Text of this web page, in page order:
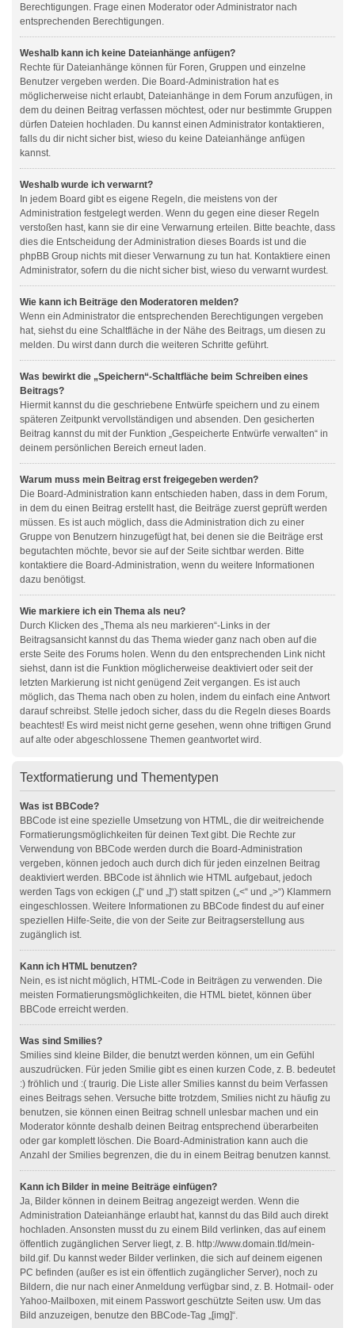
Berechtigungen. Frage einen Moderator oder Administrator nach
entsprechenden Berechtigungen.
Weshalb kann ich keine Dateianhänge anfügen?
Rechte für Dateianhänge können für Foren, Gruppen und einzelne
Benutzer vergeben werden. Die Board-Administration hat es
möglicherweise nicht erlaubt, Dateianhänge in dem Forum anzufügen, in
dem du deinen Beitrag verfassen möchtest, oder nur bestimmte Gruppen
dürfen Dateien hochladen. Du kannst einen Administrator kontaktieren,
falls du dir nicht sicher bist, wieso du keine Dateianhänge anfügen
kannst.
Weshalb wurde ich verwarnt?
In jedem Board gibt es eigene Regeln, die meistens von der
Administration festgelegt werden. Wenn du gegen eine dieser Regeln
verstoßen hast, kann sie dir eine Verwarnung erteilen. Bitte beachte, dass
dies die Entscheidung der Administration dieses Boards ist und die
phpBB Group nichts mit dieser Verwarnung zu tun hat. Kontaktiere einen
Administrator, sofern du die nicht sicher bist, wieso du verwarnt wurdest.
Wie kann ich Beiträge den Moderatoren melden?
Wenn ein Administrator die entsprechenden Berechtigungen vergeben
hat, siehst du eine Schaltfläche in der Nähe des Beitrags, um diesen zu
melden. Du wirst dann durch die weiteren Schritte geführt.
Was bewirkt die „Speichern“-Schaltfläche beim Schreiben eines
Beitrags?
Hiermit kannst du die geschriebene Entwürfe speichern und zu einem
späteren Zeitpunkt vervollständigen und absenden. Den gesicherten
Beitrag kannst du mit der Funktion „Gespeicherte Entwürfe verwalten“ in
deinem persönlichen Bereich erneut laden.
Warum muss mein Beitrag erst freigegeben werden?
Die Board-Administration kann entschieden haben, dass in dem Forum,
in dem du einen Beitrag erstellt hast, die Beiträge zuerst geprüft werden
müssen. Es ist auch möglich, dass die Administration dich zu einer
Gruppe von Benutzern hinzugefügt hat, bei denen sie die Beiträge erst
begutachten möchte, bevor sie auf der Seite sichtbar werden. Bitte
kontaktiere die Board-Administration, wenn du weitere Informationen
dazu benötigst.
Wie markiere ich ein Thema als neu?
Durch Klicken des „Thema als neu markieren“-Links in der
Beitragsansicht kannst du das Thema wieder ganz nach oben auf die
erste Seite des Forums holen. Wenn du den entsprechenden Link nicht
siehst, dann ist die Funktion möglicherweise deaktiviert oder seit der
letzten Markierung ist nicht genügend Zeit vergangen. Es ist auch
möglich, das Thema nach oben zu holen, indem du einfach eine Antwort
darauf schreibst. Stelle jedoch sicher, dass du die Regeln dieses Boards
beachtest! Es wird meist nicht gerne gesehen, wenn ohne triftigen Grund
auf alte oder abgeschlossene Themen geantwortet wird.
Textformatierung und Thementypen
Was ist BBCode?
BBCode ist eine spezielle Umsetzung von HTML, die dir weitreichende
Formatierungsmöglichkeiten für deinen Text gibt. Die Rechte zur
Verwendung von BBCode werden durch die Board-Administration
vergeben, können jedoch auch durch dich für jeden einzelnen Beitrag
deaktiviert werden. BBCode ist ähnlich wie HTML aufgebaut, jedoch
werden Tags von eckigen („[“ und „]“) statt spitzen („<“ und „>“) Klammern
eingeschlossen. Weitere Informationen zu BBCode findest du auf einer
speziellen Hilfe-Seite, die von der Seite zur Beitragserstellung aus
zugänglich ist.
Kann ich HTML benutzen?
Nein, es ist nicht möglich, HTML-Code in Beiträgen zu verwenden. Die
meisten Formatierungsmöglichkeiten, die HTML bietet, können über
BBCode erreicht werden.
Was sind Smilies?
Smilies sind kleine Bilder, die benutzt werden können, um ein Gefühl
auszudrücken. Für jeden Smilie gibt es einen kurzen Code, z. B. bedeutet
:) fröhlich und :( traurig. Die Liste aller Smilies kannst du beim Verfassen
eines Beitrags sehen. Versuche bitte trotzdem, Smilies nicht zu häufig zu
benutzen, sie können einen Beitrag schnell unlesbar machen und ein
Moderator könnte deshalb deinen Beitrag entsprechend überarbeiten
oder gar komplett löschen. Die Board-Administration kann auch die
Anzahl der Smilies begrenzen, die du in einem Beitrag benutzen kannst.
Kann ich Bilder in meine Beiträge einfügen?
Ja, Bilder können in deinem Beitrag angezeigt werden. Wenn die
Administration Dateianhänge erlaubt hat, kannst du das Bild auch direkt
hochladen. Ansonsten musst du zu einem Bild verlinken, das auf einem
öffentlich zugänglichen Server liegt, z. B. http://www.domain.tld/mein-
bild.gif. Du kannst weder Bilder verlinken, die sich auf deinem eigenen
PC befinden (außer es ist ein öffentlich zugänglicher Server), noch zu
Bildern, die nur nach einer Anmeldung verfügbar sind, z. B. Hotmail- oder
Yahoo-Mailboxen, mit einem Passwort geschützte Seiten usw. Um das
Bild anzuzeigen, benutze den BBCode-Tag „[img]“.